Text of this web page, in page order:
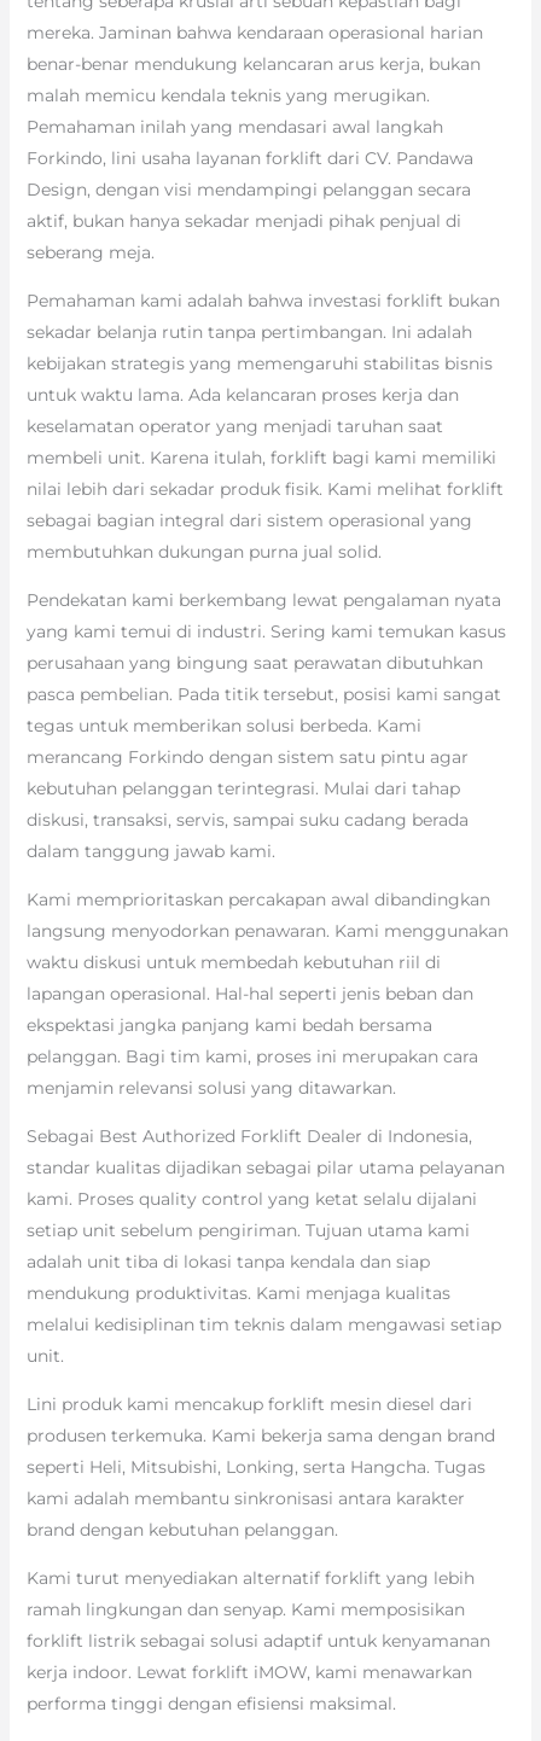
mereka. Jaminan bahwa kendaraan operasional harian
benar-benar mendukung kelancaran arus kerja, bukan
malah memicu kendala teknis yang merugikan.
Pemahaman inilah yang mendasari awal langkah
Forkindo, lini usaha layanan forklift dari CV. Pandawa
Design, dengan visi mendampingi pelanggan secara
aktif, bukan hanya sekadar menjadi pihak penjual di
seberang meja.
Pemahaman kami adalah bahwa investasi forklift bukan
sekadar belanja rutin tanpa pertimbangan. Ini adalah
kebijakan strategis yang memengaruhi stabilitas bisnis
untuk waktu lama. Ada kelancaran proses kerja dan
keselamatan operator yang menjadi taruhan saat
membeli unit. Karena itulah, forklift bagi kami memiliki
nilai lebih dari sekadar produk fisik. Kami melihat forklift
sebagai bagian integral dari sistem operasional yang
membutuhkan dukungan purna jual solid.
Pendekatan kami berkembang lewat pengalaman nyata
yang kami temui di industri. Sering kami temukan kasus
perusahaan yang bingung saat perawatan dibutuhkan
pasca pembelian. Pada titik tersebut, posisi kami sangat
tegas untuk memberikan solusi berbeda. Kami
merancang Forkindo dengan sistem satu pintu agar
kebutuhan pelanggan terintegrasi. Mulai dari tahap
diskusi, transaksi, servis, sampai suku cadang berada
dalam tanggung jawab kami.
Kami memprioritaskan percakapan awal dibandingkan
langsung menyodorkan penawaran. Kami menggunakan
waktu diskusi untuk membedah kebutuhan riil di
lapangan operasional. Hal-hal seperti jenis beban dan
ekspektasi jangka panjang kami bedah bersama
pelanggan. Bagi tim kami, proses ini merupakan cara
menjamin relevansi solusi yang ditawarkan.
Sebagai Best Authorized Forklift Dealer di Indonesia,
standar kualitas dijadikan sebagai pilar utama pelayanan
kami. Proses quality control yang ketat selalu dijalani
setiap unit sebelum pengiriman. Tujuan utama kami
adalah unit tiba di lokasi tanpa kendala dan siap
mendukung produktivitas. Kami menjaga kualitas
melalui kedisiplinan tim teknis dalam mengawasi setiap
unit.
Lini produk kami mencakup forklift mesin diesel dari
produsen terkemuka. Kami bekerja sama dengan brand
seperti Heli, Mitsubishi, Lonking, serta Hangcha. Tugas
kami adalah membantu sinkronisasi antara karakter
brand dengan kebutuhan pelanggan.
Kami turut menyediakan alternatif forklift yang lebih
ramah lingkungan dan senyap. Kami memposisikan
forklift listrik sebagai solusi adaptif untuk kenyamanan
kerja indoor. Lewat forklift iMOW, kami menawarkan
performa tinggi dengan efisiensi maksimal.